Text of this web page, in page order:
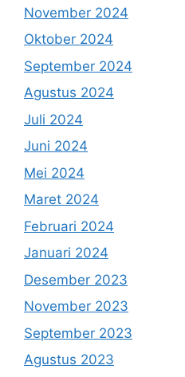
November 2024
Oktober 2024
September 2024
Agustus 2024
Juli 2024
Juni 2024
Mei 2024
Maret 2024
Februari 2024
Januari 2024
Desember 2023
November 2023
September 2023
Agustus 2023